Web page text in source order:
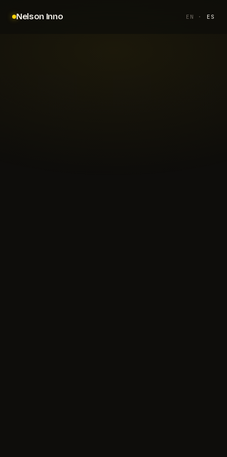
Nelson Inno EN · ES